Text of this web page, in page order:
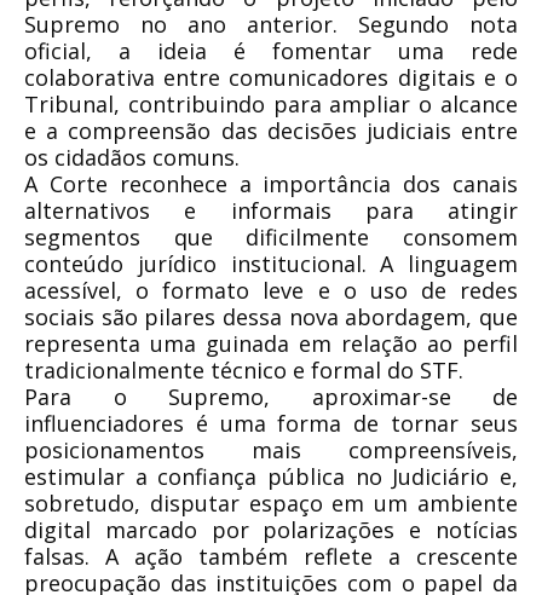
Supremo no ano anterior. Segundo nota
oficial, a ideia é fomentar uma rede
colaborativa entre comunicadores digitais e o
Tribunal, contribuindo para ampliar o alcance
e a compreensão das decisões judiciais entre
os cidadãos comuns.
A Corte reconhece a importância dos canais
alternativos e informais para atingir
segmentos que dificilmente consomem
conteúdo jurídico institucional. A linguagem
acessível, o formato leve e o uso de redes
sociais são pilares dessa nova abordagem, que
representa uma guinada em relação ao perfil
tradicionalmente técnico e formal do STF.
Para o Supremo, aproximar-se de
influenciadores é uma forma de tornar seus
posicionamentos mais compreensíveis,
estimular a confiança pública no Judiciário e,
sobretudo, disputar espaço em um ambiente
digital marcado por polarizações e notícias
falsas. A ação também reflete a crescente
preocupação das instituições com o papel da